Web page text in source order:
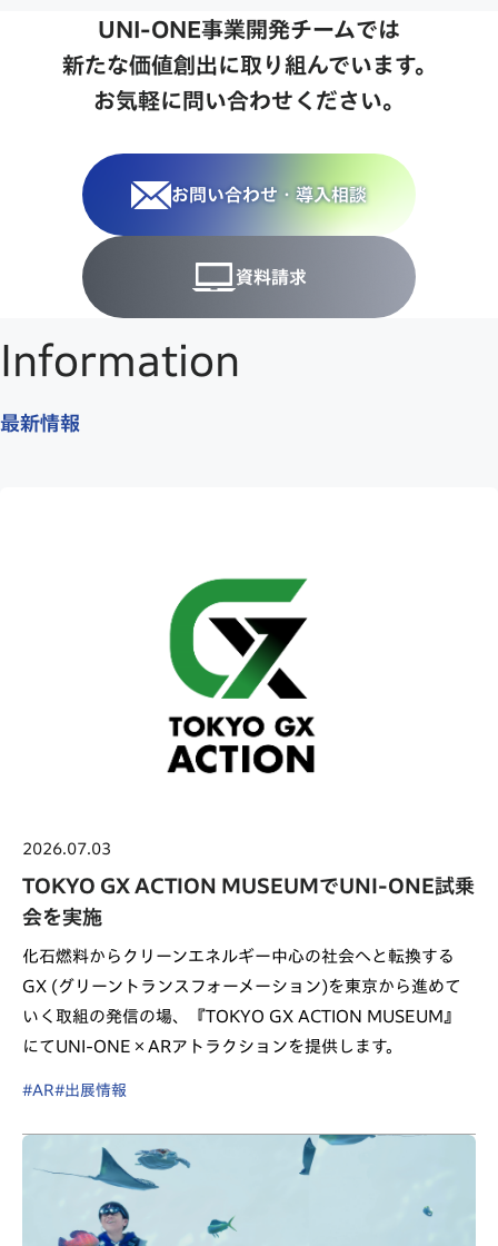
UNI-ONE事業開発チームでは
新たな価値創出に取り組んでいます。
お気軽に問い合わせください。
お問い合わせ・導入相談
資料請求
Information
最新情報
2026.07.03
TOKYO GX ACTION MUSEUMでUNI-ONE試乗
会を実施
化石燃料からクリーンエネルギー中心の社会へと転換する
GX (グリーントランスフォーメーション)を東京から進めて
いく取組の発信の場、『TOKYO GX ACTION MUSEUM』
にてUNI-ONE×ARアトラクションを提供します。
#AR#出展情報